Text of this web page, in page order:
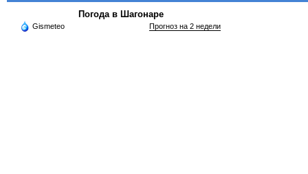
Погода в Шагонаре
Gismeteo Прогноз на 2 недели